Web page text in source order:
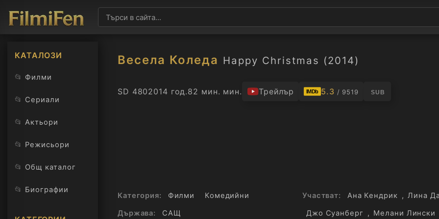
КАТАЛОЗИ
📂 Филми
📂 Сериали
📂 Актьори
📂 Режисьори
📂 Общ каталог
📂 Биографии
Весела Коледа Happy Christmas (2014)
SD 4802014 год.82 мин. мин. Трейлър IMDb 5.3 / 9519 SUB
Категория: Филми
Комедийни
Държава:
САЩ
Участват: Ана Кендрик , Лина
Джо Суанберг
, Мелани Лински